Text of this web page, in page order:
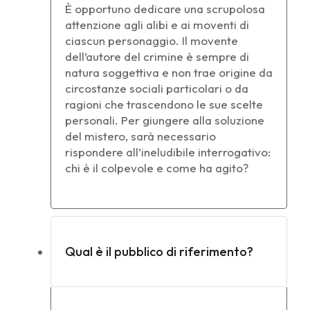
È opportuno dedicare una scrupolosa
attenzione agli alibi e ai moventi di
ciascun personaggio. Il movente
dell’autore del crimine è sempre di
natura soggettiva e non trae origine da
circostanze sociali particolari o da
ragioni che trascendono le sue scelte
personali. Per giungere alla soluzione
del mistero, sarà necessario
rispondere all’ineludibile interrogativo:
chi è il colpevole e come ha agito?
Qual è il pubblico di riferimento?